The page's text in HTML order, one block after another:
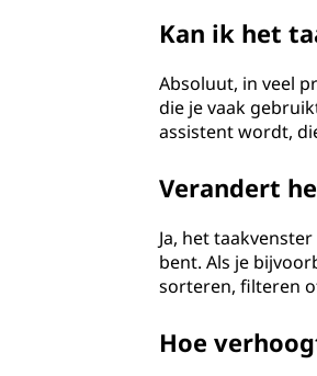
Kan ik het
Absoluut, in veel
die je vaak
assistent wordt,
Verandert
Ja, het
bent. Als je
sorteren, filteren
Hoe